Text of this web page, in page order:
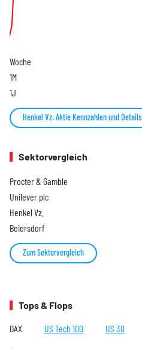
Woche
1M
1J
Henkel Vz. Aktie Kennzahlen und Details
Sektorvergleich
Procter & Gamble
Unilever plc
Henkel Vz.
Beiersdorf
Zum Sektorvergleich
Tops & Flops
DAX US Tech 100 US 30